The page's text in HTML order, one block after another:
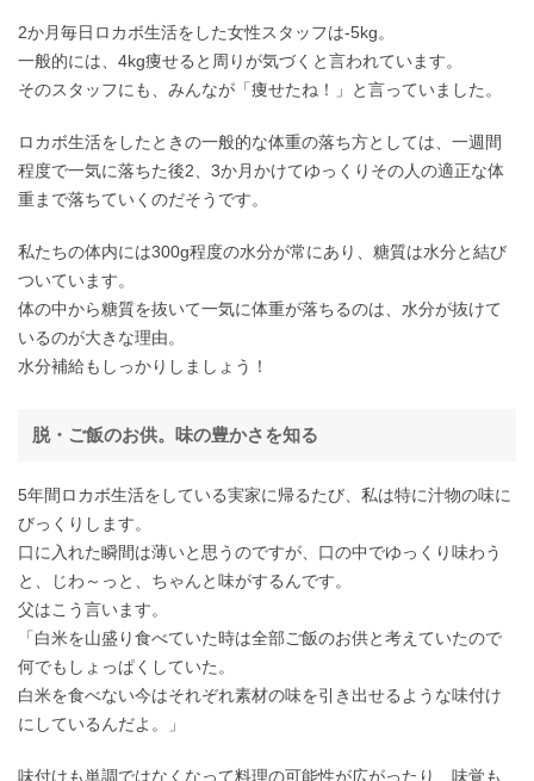
2か月毎日ロカボ生活をした女性スタッフは-5kg。
一般的には、4kg痩せると周りが気づくと言われています。
そのスタッフにも、みんなが「痩せたね！」と言っていました。
ロカボ生活をしたときの一般的な体重の落ち方としては、一週間
程度で一気に落ちた後2、3か月かけてゆっくりその人の適正な体
重まで落ちていくのだそうです。
私たちの体内には300g程度の水分が常にあり、糖質は水分と結び
ついています。
体の中から糖質を抜いて一気に体重が落ちるのは、水分が抜けて
いるのが大きな理由。
水分補給もしっかりしましょう！
脱・ご飯のお供。味の豊かさを知る
5年間ロカボ生活をしている実家に帰るたび、私は特に汁物の味に
びっくりします。
口に入れた瞬間は薄いと思うのですが、口の中でゆっくり味わう
と、じわ～っと、ちゃんと味がするんです。
父はこう言います。
「白米を山盛り食べていた時は全部ご飯のお供と考えていたので
何でもしょっぱくしていた。
白米を食べない今はそれぞれ素材の味を引き出せるような味付け
にしているんだよ。」
味付けも単調ではなくなって料理の可能性が広がったり、味覚も